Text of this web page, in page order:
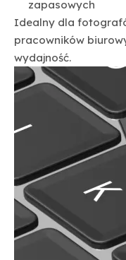
zapasowych
Idealny dla
pracowników
wydajność.